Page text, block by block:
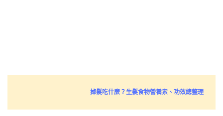
掉髮吃什麼？生髮食物營養素、功效總整理